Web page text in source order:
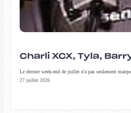
Charli XCX, Tyla,
Le dernier week-end de juillet n'a pas seulement
27 juillet 2026